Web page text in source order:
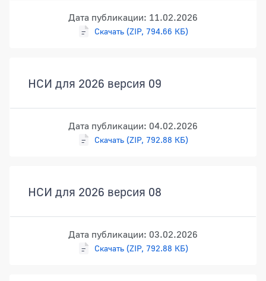
Дата публикации: 11.02.2026
Скачать (ZIP, 794.66 КБ)
НСИ для 2026 версия 09
Дата публикации: 04.02.2026
Скачать (ZIP, 792.88 КБ)
НСИ для 2026 версия 08
Дата публикации: 03.02.2026
Скачать (ZIP, 792.88 КБ)